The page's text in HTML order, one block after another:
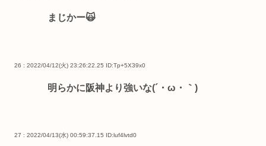
まじかー🙀
26 : 2022/04/12(火) 23:26:22.25 ID:Tp+5X39x0
明らかに阪神より強いな(´・ω・｀)
27 : 2022/04/13(水) 00:59:37.15 ID:luf4lvtd0